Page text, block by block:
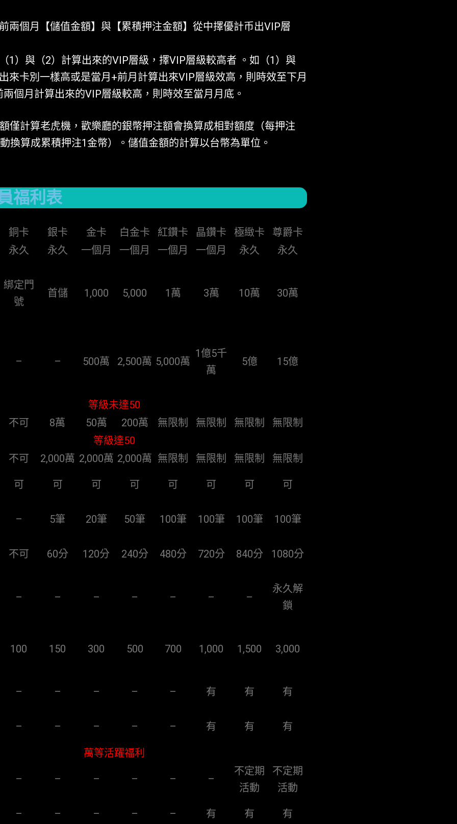
兩個月【儲值金額】與【累積押注金額】從中擇優計币出VIP層
1）與（2）計算出來的VIP層級，擇VIP層級較高者 。如（1）與
來卡別一樣高或是當月+前月計算出來VIP層級效高，則時效至下月
個月計算出來的VIP層級較高，則時效至當月月底。
僅計算老虎機，歡樂廳的銀幣押注額會換算成相對額度（每押注
換算成累積押注1金幣）。儲值金額的計算以台幣為單位。
福利表
銅卡 銀卡 金卡 白金卡 紅鑽卡 晶鑽卡 極緻卡
尊爵卡
永久
永久 一個月 一個月 一個月 一個月 永久 永久
綁定門
號
首儲 1,000 5,000 1萬 3萬 10萬 30萬
– – 500萬 2,500萬 5,000萬
1億5千
萬
5億 15億
等級未達50
不可
8萬 50萬 200萬 無限制 無限制 無限制
無限制
等級達50
不可
2,000萬 2,000萬 2,000萬 無限制 無限制 無限制 無限制
可 可 可 可 可 可 可 可
– 5筆 20筆 50筆 100筆 100筆 100筆 100筆
不可 60分 120分 240分 480分 720分 840分 1080分
– – – – – – –
永久解
鎖
100 150 300 500 700 1,000 1,500 3,000
– – – – – 有 有 有
– – – – – 有 有 有
萬等活躍福利
– – – – – –
不定期
活動
不定期
活動
– – – – – 有 有 有